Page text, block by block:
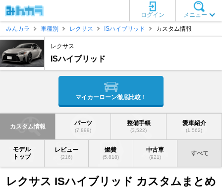
メニュー
ログイン
みんカラ
車種別 レクサス ISハイブリッド カスタム情報
レクサス
ISハイブリッド
マイカーローン徹底比較！
カスタム情報 パーツ
(7,899)
整備手帳
(3,522)
愛車紹介
(1,562)
モデル
トップ
レビュー
(216)
燃費
(5,818)
中古車
(921)
すべて
レクサス ISハイブリッド カスタムまとめ